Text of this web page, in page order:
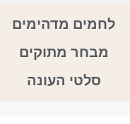
לחמים מדהימים
מבחר מתוקים
סלטי העונה